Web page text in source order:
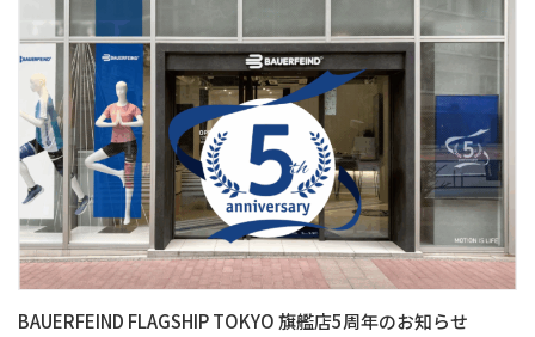
BAUERFEIND FLAGSHIP TOKYO 旗艦店5周年のお知らせ